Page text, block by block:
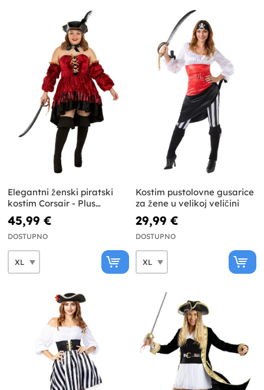
Elegantni ženski piratski
kostim Corsair - Plus
veličina
45,99 €
DOSTUPNO
Kostim pustolovne gusarice
za žene u velikoj veličini
29,99 €
DOSTUPNO